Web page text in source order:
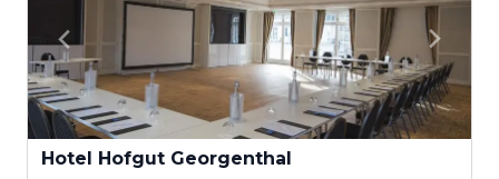
Hotel Hofgut Georgenthal